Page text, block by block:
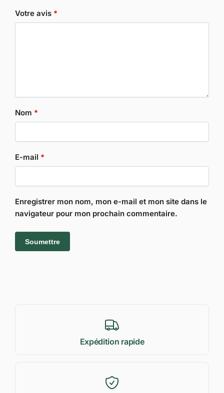
Votre avis *
Nom *
E-mail *
Enregistrer mon nom, mon e-mail et mon site dans le
navigateur pour mon prochain commentaire.
Expédition rapide